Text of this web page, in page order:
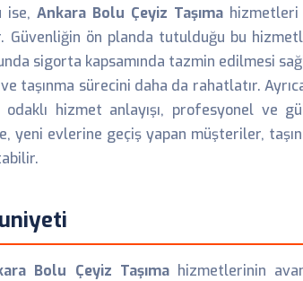
ise,Ankara Bolu Çeyiz Taşımahizmetleri
Güvenliğin ön planda tutulduğu bu
sigorta kapsamında tazmin edilmesi
taşınma sürecini daha da rahatlatır.
hizmet anlayışı, profesyonel ve
yeni evlerine geçiş yapan müşteriler,
Bolu Çeyiz Taşımahizmetlerinin